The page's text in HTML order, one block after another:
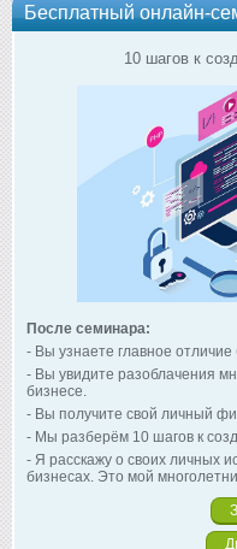
Бесплатный онлайн-
10 шагов к
После семинара:
- Вы узнаете главное
- Вы увидите разоблачения
бизнесе.
- Вы получите свой личный
- Мы разберём 10 шагов к
- Я расскажу о своих личных
бизнесах. Это мой